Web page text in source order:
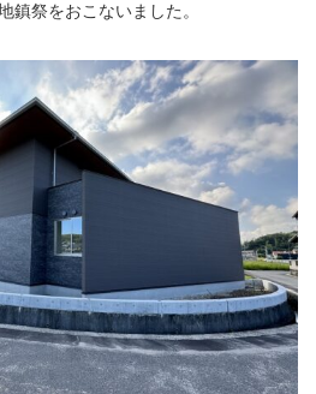
鎮祭をおこないました。